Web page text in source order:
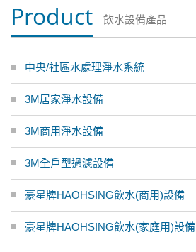
Product 飲水設備產品
中央/社區水處理淨水系統
3M居家淨水設備
3M商用淨水設備
3M全戶型過濾設備
豪星牌HAOHSING飲水(商用)設備
豪星牌HAOHSING飲水(家庭用)設備